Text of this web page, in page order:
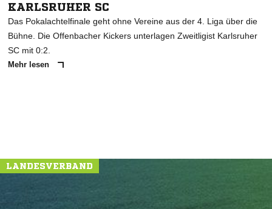
KARLSRUHER SC
Das Pokalachtelfinale geht ohne Vereine aus der 4. Liga über die
Bühne. Die Offenbacher Kickers unterlagen Zweitligist Karlsruher
SC mit 0:2.
Mehr lesen
LANDESVERBAND